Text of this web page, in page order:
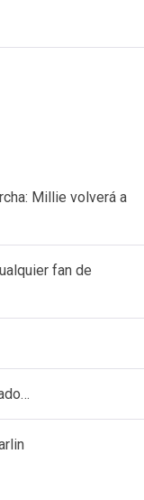
Millie volverá a
fan de